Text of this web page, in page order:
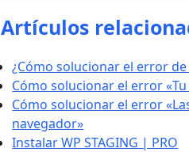
Artículos
¿Cómo solucionar el error
Cómo solucionar el error
Cómo solucionar el error
navegador»
Instalar WP STAGING | PRO